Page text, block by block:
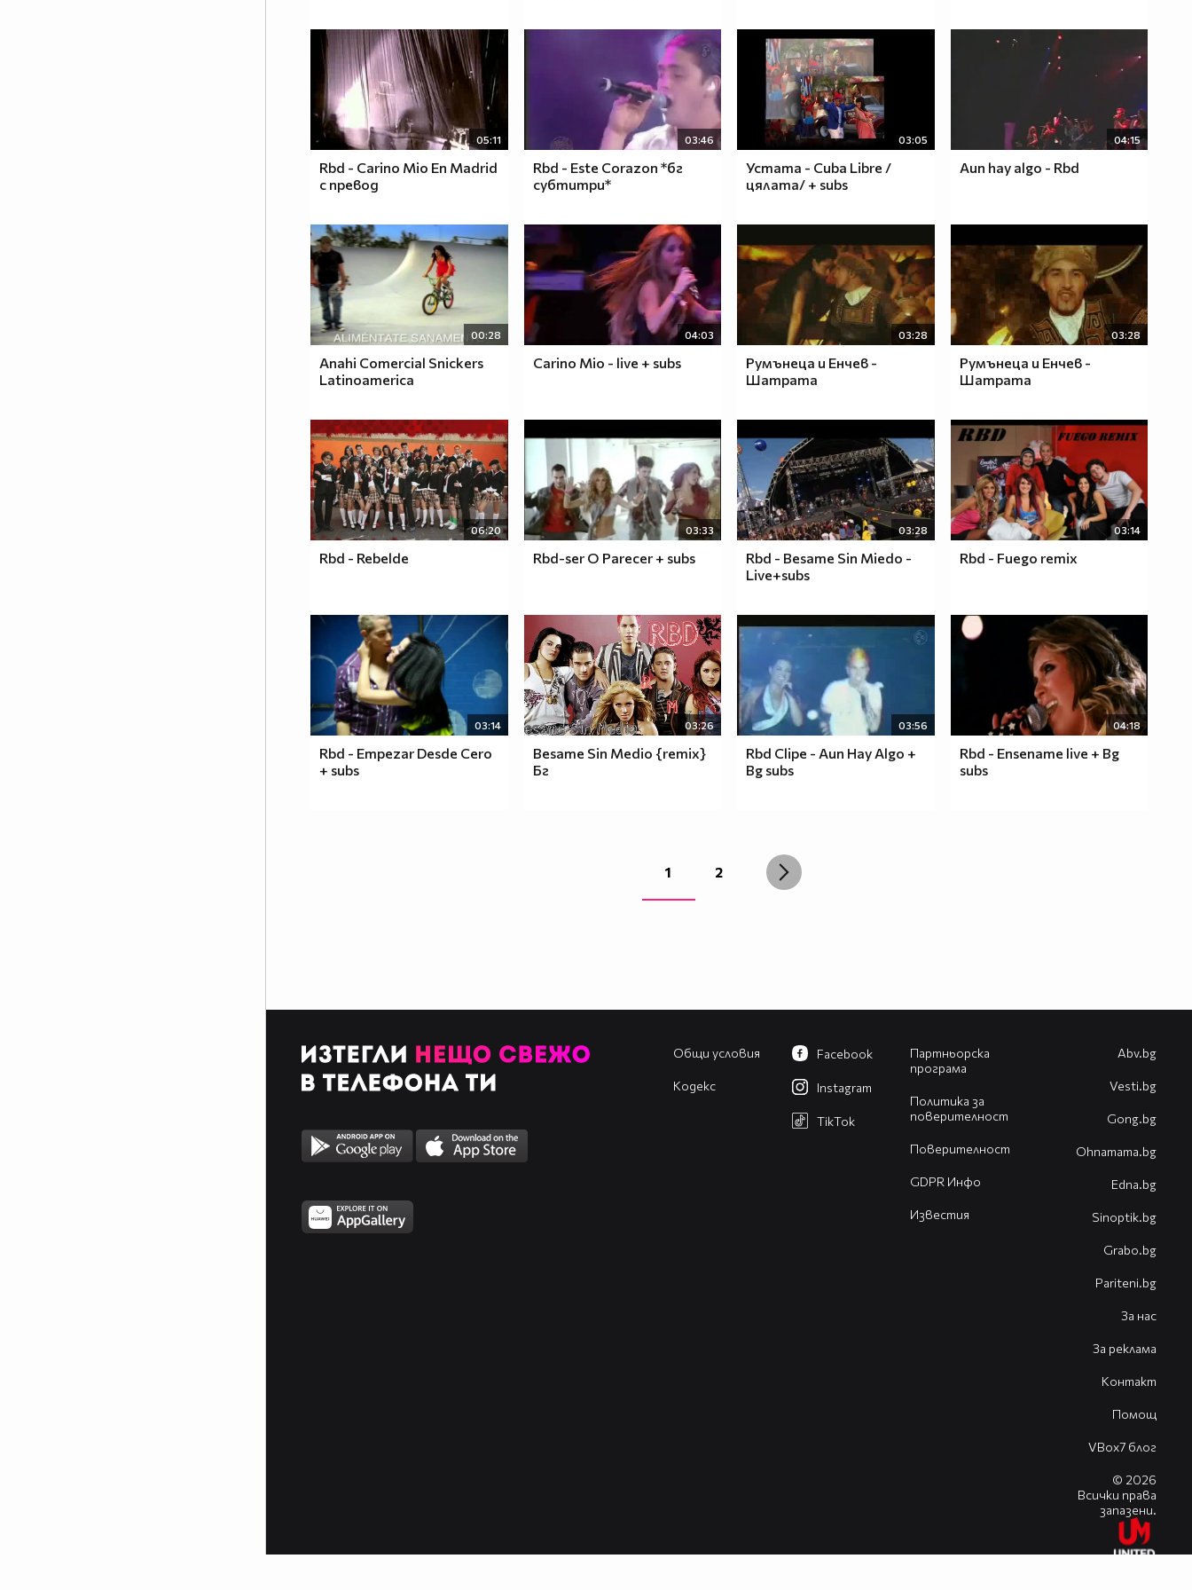
05:11
Rbd - Carino Mio En Madrid
с превод
03:46
Rbd - Este Corazon *бг
субтитри*
03:05
Устата - Cuba Libre /
цялата/ + subs
04:15
Aun hay algo - Rbd
00:28
Anahi Comercial Snickers
Latinoamerica
04:03
Carino Mio - live + subs
03:28
Румънеца и Енчев -
Шатрата
03:28
Румънеца и Енчев -
Шатрата
06:20
Rbd - Rebelde
03:33
Rbd-ser O Parecer + subs
03:28
Rbd - Besame Sin Miedo -
Live+subs
03:14
Rbd - Fuego remix
03:14
Rbd - Empezar Desde Cero
+ subs
03:26
Besame Sin Medio {remix}
Бг
03:56
Rbd Clipe - Aun Hay Algo +
Bg subs
04:18
Rbd - Ensename live + Bg
subs
1 2
Общи условия
Кодекс
Партньорска
програма
Политика за
поверителност
Поверителност
GDPR Инфо
Известия
Facebook
Instagram
TikTok
Abv.bg
Vesti.bg
Gong.bg
Оhnamama.bg
Edna.bg
Sinoptik.bg
Grabo.bg
Pariteni.bg
За нас
За реклама
Контакт
Помощ
VBox7 блог
© 2026
Всички права
запазени.